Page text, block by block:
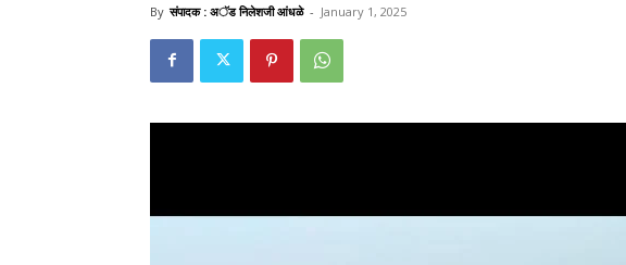
By संपादक : अॅड निलेशजी आंधळे - January 1, 2025